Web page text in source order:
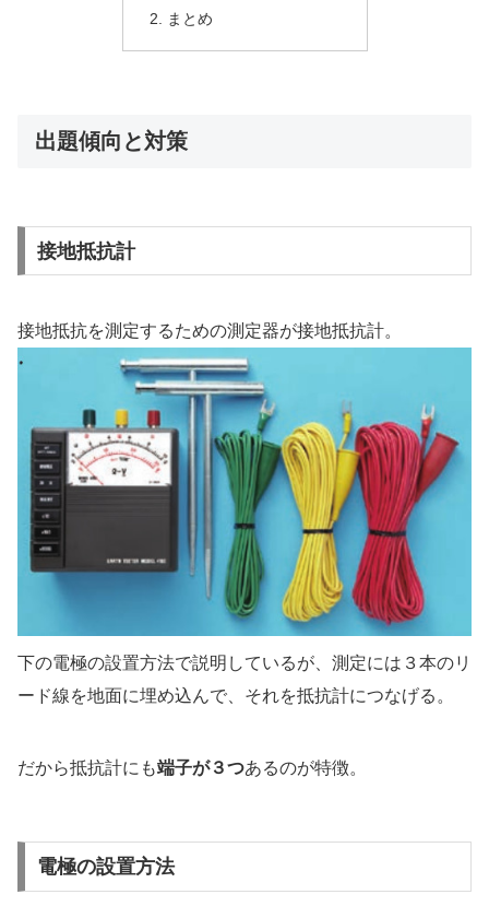
まとめ
出題傾向と対策
接地抵抗計
接地抵抗を測定するための測定器が接地抵抗計。
下の電極の設置方法で説明しているが、測定には３本のリ
ード線を地面に埋め込んで、それを抵抗計につなげる。
だから抵抗計にも端子が３つあるのが特徴。
電極の設置方法